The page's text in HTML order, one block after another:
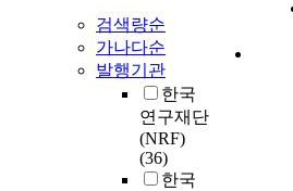
검색량순
가나다순
발행기관
한국
연구재단
(NRF)
(36)
한국